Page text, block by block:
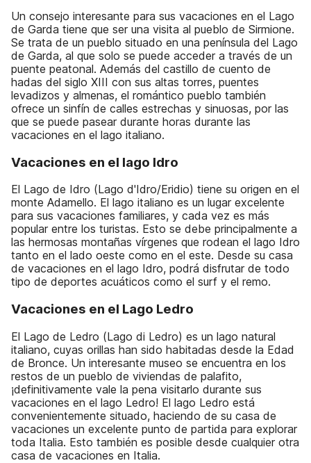
Un consejo interesante para sus vacaciones en el Lago
de Garda tiene que ser una visita al pueblo de Sirmione.
Se trata de un pueblo situado en una península del Lago
de Garda, al que solo se puede acceder a través de un
puente peatonal. Además del castillo de cuento de
hadas del siglo XIII con sus altas torres, puentes
levadizos y almenas, el romántico pueblo también
ofrece un sinfín de calles estrechas y sinuosas, por las
que se puede pasear durante horas durante las
vacaciones en el lago italiano.
Vacaciones en el lago Idro
El Lago de Idro (Lago d'Idro/Eridio) tiene su origen en el
monte Adamello. El lago italiano es un lugar excelente
para sus vacaciones familiares, y cada vez es más
popular entre los turistas. Esto se debe principalmente a
las hermosas montañas vírgenes que rodean el lago Idro
tanto en el lado oeste como en el este. Desde su casa
de vacaciones en el lago Idro, podrá disfrutar de todo
tipo de deportes acuáticos como el surf y el remo.
Vacaciones en el Lago Ledro
El Lago de Ledro (Lago di Ledro) es un lago natural
italiano, cuyas orillas han sido habitadas desde la Edad
de Bronce. Un interesante museo se encuentra en los
restos de un pueblo de viviendas de palafito,
¡definitivamente vale la pena visitarlo durante sus
vacaciones en el lago Ledro! El lago Ledro está
convenientemente situado, haciendo de su casa de
vacaciones un excelente punto de partida para explorar
toda Italia. Esto también es posible desde cualquier otra
casa de vacaciones en Italia.